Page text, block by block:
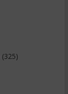
(325)